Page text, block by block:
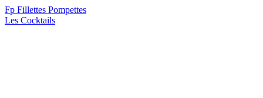
Fp Fillettes Pompettes
Les Cocktails